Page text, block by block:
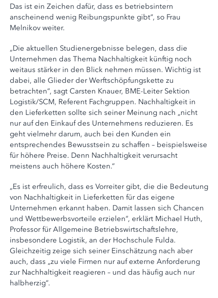
Das ist ein Zeichen dafür, dass es betriebsintern
anscheinend wenig Reibungspunkte gibt“, so Frau
Melnikov weiter.
„Die aktuellen Studienergebnisse belegen, dass die
Unternehmen das Thema Nachhaltigkeit künftig noch
weitaus stärker in den Blick nehmen müssen. Wichtig ist
dabei, alle Glieder der Werftschöpfungskette zu
betrachten“, sagt Carsten Knauer, BME-Leiter Sektion
Logistik/SCM, Referent Fachgruppen. Nachhaltigkeit in
den Lieferketten sollte sich seiner Meinung nach „nicht
nur auf den Einkauf des Unternehmens reduzieren. Es
geht vielmehr darum, auch bei den Kunden ein
entsprechendes Bewusstsein zu schaffen – beispielsweise
für höhere Preise. Denn Nachhaltigkeit verursacht
meistens auch höhere Kosten.“
„Es ist erfreulich, dass es Vorreiter gibt, die die Bedeutung
von Nachhaltigkeit in Lieferketten für das eigene
Unternehmen erkannt haben. Damit lassen sich Chancen
und Wettbewerbsvorteile erzielen“, erklärt Michael Huth,
Professor für Allgemeine Betriebswirtschaftslehre,
insbesondere Logistik, an der Hochschule Fulda.
Gleichzeitig zeige sich seiner Einschätzung nach aber
auch, dass „zu viele Firmen nur auf externe Anforderung
zur Nachhaltigkeit reagieren – und das häufig auch nur
halbherzig“.